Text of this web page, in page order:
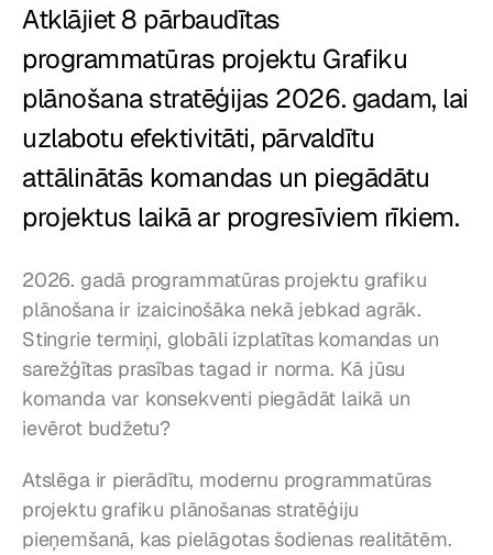
Ēdināšana
Cenas
Atklājiet 8 pārbaudītas
programmatūras projektu Grafiku
plānošana stratēģijas 2026. gadam, lai
uzlabotu efektivitāti, pārvaldītu
attālinātās komandas un piegādātu
projektus laikā ar progresīviem rīkiem.
2026. gadā programmatūras projektu grafiku
plānošana ir izaicinošāka nekā jebkad agrāk.
Stingrie termiņi, globāli izplatītas komandas un
sarežģītas prasības tagad ir norma. Kā jūsu
komanda var konsekventi piegādāt laikā un
ievērot budžetu?
Atslēga ir pierādītu, modernu programmatūras
projektu grafiku plānošanas stratēģiju
pieņemšanā, kas pielāgotas šodienas realitātēm.